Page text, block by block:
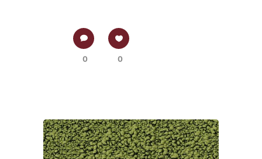
0 0